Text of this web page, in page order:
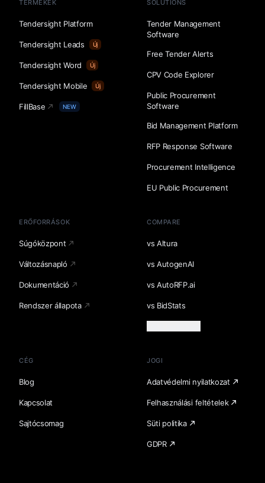
TERMÉKEK
Tendersight Platform
Tendersight Leads Új
Tendersight Word Új
Tendersight Mobile Új
FillBase NEW
SOLUTIONS
Tender Management
Software
Free Tender Alerts
CPV Code Explorer
Public Procurement
Software
Bid Management Platform
RFP Response Software
Procurement Intelligence
EU Public Procurement
ERŐFORRÁSOK
Súgóközpont
Változásnapló
Dokumentáció
Rendszer állapota
COMPARE
vs Altura
vs AutogenAI
vs AutoRFP.ai
vs BidStats
CÉG
Blog
Kapcsolat
Sajtócsomag
JOGI
Adatvédelmi nyilatkozat
Felhasználási feltételek
Süti politika
GDPR